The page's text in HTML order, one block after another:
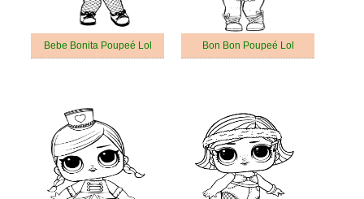
Bebe Bonita Poupeé Lol Bon Bon Poupeé Lol